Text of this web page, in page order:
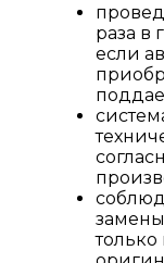
раза в
если
только